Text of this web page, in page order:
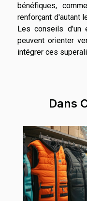
bénéfiques,
renforçant d'autant
Les conseils d'un
peuvent orienter
intégrer ces
Dans